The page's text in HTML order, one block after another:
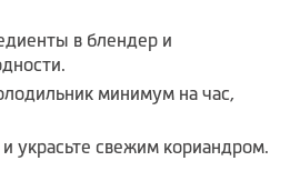
в блендер и
минимум на час,
украсьте свежим кориандром.